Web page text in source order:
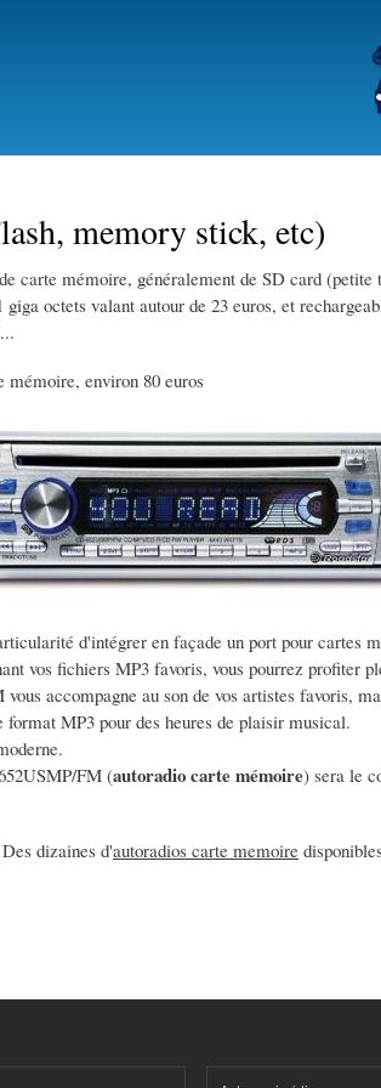
memory stick, etc)
carte mémoire, généralement de SD card
octets valant autour de 23 euros, et
environ 80 euros
d'intégrer en façade un port pour cartes
vos fichiers MP3 favoris, vous pourrez profiter
accompagne au son de vos artistes favoris,
MP3 pour des heures de plaisir musical.
FM (autoradio carte mémoire) sera le
dizaines d'autoradios carte memoire